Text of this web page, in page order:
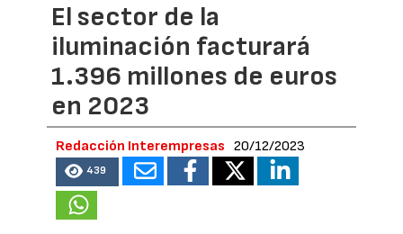
El sector de la
iluminación facturará
1.396 millones de euros
en 2023
Redacción Interempresas 20/12/2023
439